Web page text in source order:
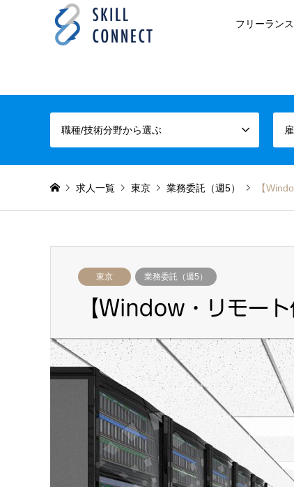
フリーラン
職種/技術分野から選ぶ
求人一覧 東京 業務委託（週5） 【
東京 業務委託（週5）
【Window・リモー